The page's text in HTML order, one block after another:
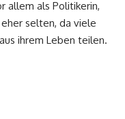
allem als Politikerin,
selten, da viele
ihrem Leben teilen.